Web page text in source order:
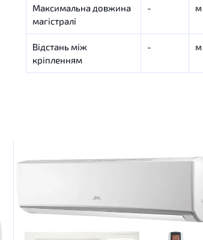
Максимальна довжина
магістралі
- м
Відстань між
кріпленням
- м